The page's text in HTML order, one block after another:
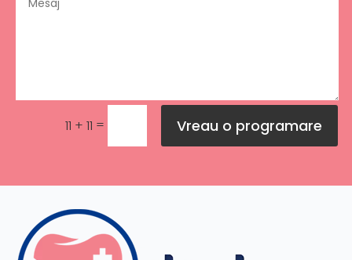
11 + 11 = Vreau o programare